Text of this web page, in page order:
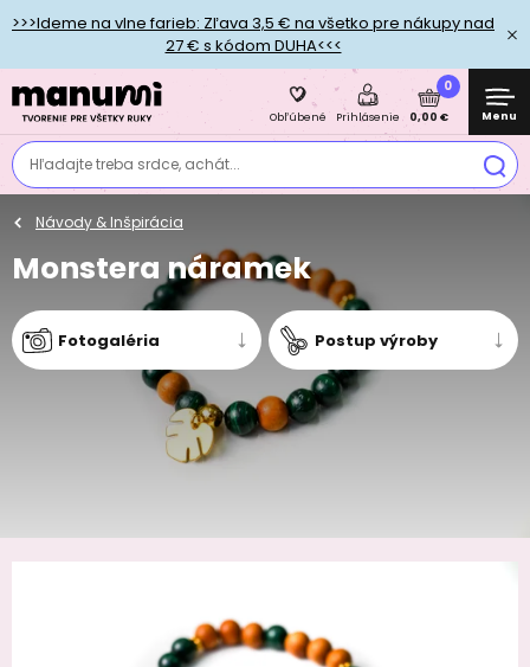
>>>Ideme na vlne farieb: Zľava 3,5 € na všetko pre nákupy nad
27 € s kódom DUHA<<<
Hľadajte treba srdce, achát...
Obľúbené Prihlásenie
0
0,00 € Menu
Návody & Inšpirácia
Monstera náramek
Fotogaléria Postup výroby